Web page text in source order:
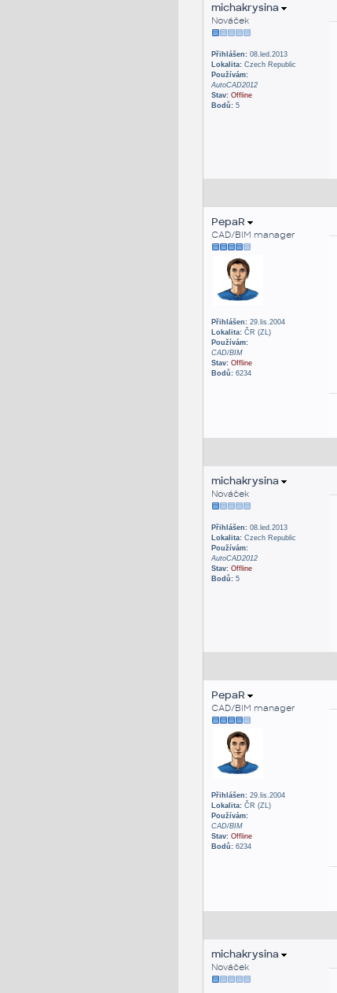
michakrysina
Nováček
Přihlášen:08.led.2013
Lokalita:Czech Republic
Používám:
AutoCAD2012
Stav: Offline
Bodů:5
PepaR
CAD/BIM manager
Přihlášen:29.lis.2004
Lokalita:ČR (ZL)
Používám:
CAD/BIM
Stav: Offline
Bodů:6234
michakrysina
Nováček
Přihlášen:08.led.2013
Lokalita:Czech Republic
Používám:
AutoCAD2012
Stav: Offline
Bodů:5
PepaR
CAD/BIM manager
Přihlášen:29.lis.2004
Lokalita:ČR (ZL)
Používám:
CAD/BIM
Stav: Offline
Bodů:6234
michakrysina
Nováček